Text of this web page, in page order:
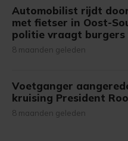
onze cookiepagina kun je
gemaakte keuze altijd
Automobilist rijdt
met fietser in Oost-
politie vraagt burgers
informatie
8 maanden geleden
Voetganger
kruising President
8 maanden geleden